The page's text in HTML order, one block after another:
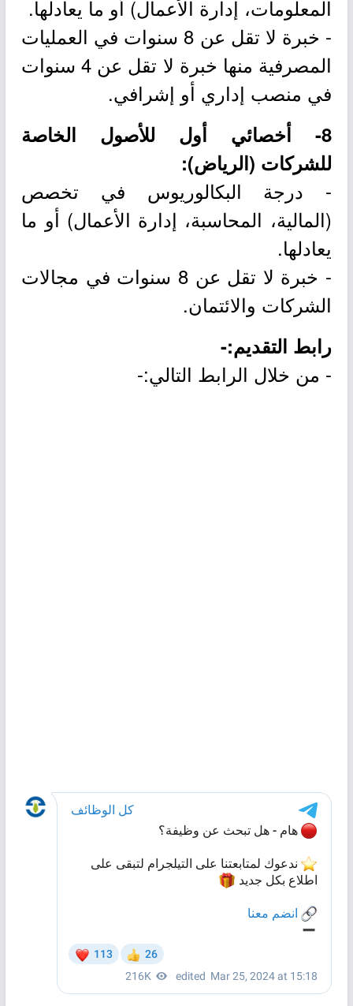
المعلومات، إدارة الأعمال) أو ما يعادلها.
- خبرة لا تقل عن 8 سنوات في العمليات
المصرفية منها خبرة لا تقل عن 4 سنوات
في منصب إداري أو إشرافي.
8- أخصائي أول للأصول الخاصة
للشركات (الرياض):
- درجة البكالوريوس في تخصص
(المالية، المحاسبة، إدارة الأعمال) أو ما
يعادلها.
- خبرة لا تقل عن 8 سنوات في مجالات
الشركات والائتمان.
رابط التقديم:-
- من خلال الرابط التالي:-